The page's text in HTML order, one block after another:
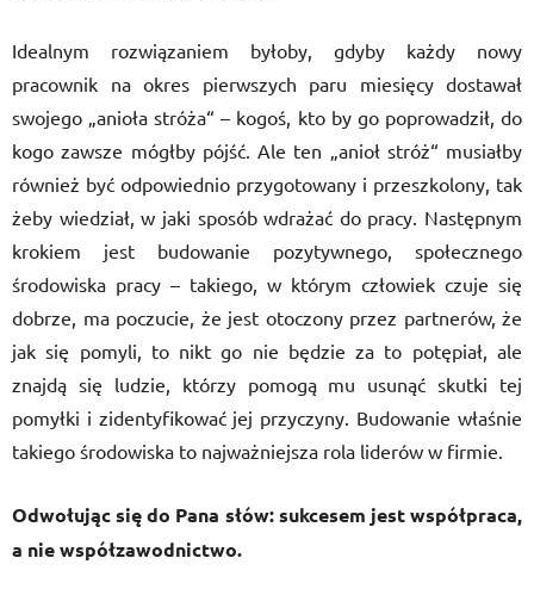
Idealnym rozwiązaniem byłoby, gdyby każdy nowy
pracownik na okres pierwszych paru miesięcy dostawał
swojego „anioła stróża“ – kogoś, kto by go poprowadził, do
kogo zawsze mógłby pójść. Ale ten „anioł stróż“ musiałby
również być odpowiednio przygotowany i przeszkolony, tak
żeby wiedział, w jaki sposób wdrażać do pracy. Następnym
krokiem jest budowanie pozytywnego, społecznego
środowiska pracy – takiego, w którym człowiek czuje się
dobrze, ma poczucie, że jest otoczony przez partnerów, że
jak się pomyli, to nikt go nie będzie za to potępiał, ale
znajdą się ludzie, którzy pomogą mu usunąć skutki tej
pomyłki i zidentyfikować jej przyczyny. Budowanie właśnie
takiego środowiska to najważniejsza rola liderów w firmie.
Odwołując się do Pana słów: sukcesem jest współpraca,
a nie współzawodnictwo.